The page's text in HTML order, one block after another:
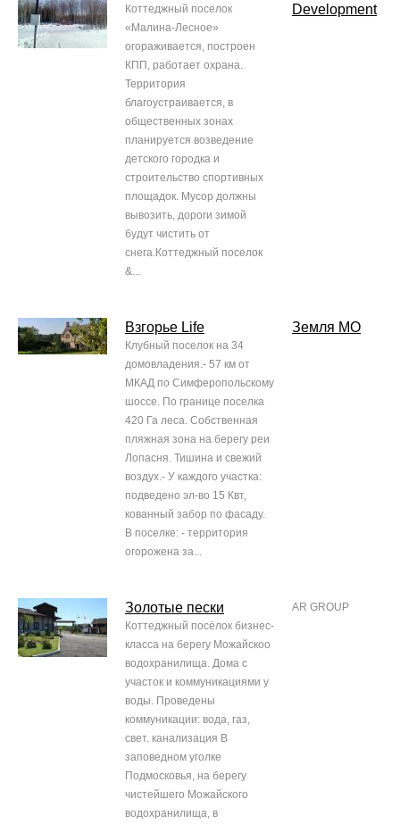
Коттеджный поселок
«Малина-Лесное»
огораживается, построен
КПП, работает охрана.
Территория
благоустраивается, в
общественных зонах
планируется возведение
детского городка и
строительство спортивных
площадок. Мусор должны
вывозить, дороги зимой
будут чистить от
снега.Коттеджный поселок
&...
Development
Взгорье Life
Клубный поселок на 34
домовладения.- 57 км от
МКАД по Симферопольскому
шоссе. По границе поселка
420 Га леса. Собственная
пляжная зона на берегу реи
Лопасня. Тишина и свежий
воздух.- У каждого участка:
подведено эл-во 15 Квт,
кованный забор по фасаду.
В поселке: - территория
огорожена за...
Земля МО
Золотые пески
Коттеджный посёлок бизнес-
класса на берегу Можайскоо
водохранилища. Дома с
участок и коммуникациями у
воды. Проведены
коммуникации: вода, газ,
свет. канализация В
заповедном уголке
Подмосковья, на берегу
чистейшего Можайского
водохранилища, в
AR GROUP